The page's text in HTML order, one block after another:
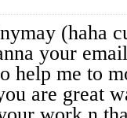
(haha
your
help me to
are great